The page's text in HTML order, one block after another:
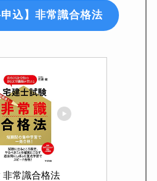
申込】非常識合格法
非常識合格法